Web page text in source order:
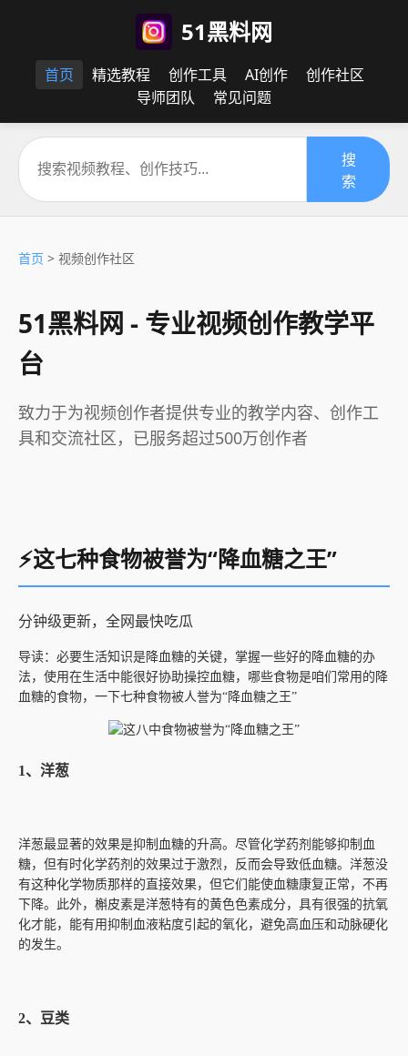
51黑料网
首页 精选教程 创作工具 AI创作
创作社区
导师团队
常见问题
搜
索
首页 > 视频创作社区
51黑料网 - 专业视频创作教学平
台
致力于为视频创作者提供专业的教学内容、创作工
具和交流社区，已服务超过500万创作者
⚡这七种食物被誉为“降血糖之王”
分钟级更新，全网最快吃瓜
导读：必要生活知识是降血糖的关键，掌握一些好的降血糖的办
法，使用在生活中能很好协助操控血糖，哪些食物是咱们常用的降
血糖的食物，一下七种食物被人誉为“降血糖之王”
1、洋葱
洋葱最显著的效果是抑制血糖的升高。尽管化学药剂能够抑制血
糖，但有时化学药剂的效果过于激烈，反而会导致低血糖。洋葱没
有这种化学物质那样的直接效果，但它们能使血糖康复正常，不再
下降。此外，槲皮素是洋葱特有的黄色色素成分，具有很强的抗氧
化才能，能有用抑制血液粘度引起的氧化，避免高血压和动脉硬化
的发生。
2、豆类